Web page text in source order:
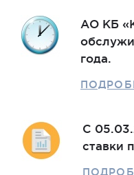
АО КБ
года.
С
ставки